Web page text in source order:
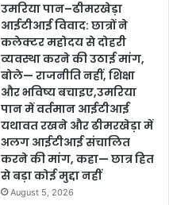
उमरिया पान–ढीमरखेड़ा
आईटीआई विवाद: छात्रों ने
कलेक्टर महोदय से दोहरी
व्यवस्था करने की उठाई मांग,
बोले— राजनीति नहीं, शिक्षा
और भविष्य बचाइए,उमरिया
पान में वर्तमान आईटीआई
यथावत रखने और ढीमरखेड़ा में
अलग आईटीआई संचालित
करने की मांग, कहा— छात्र हित
से बड़ा कोई मुद्दा नहीं
August 5, 2026